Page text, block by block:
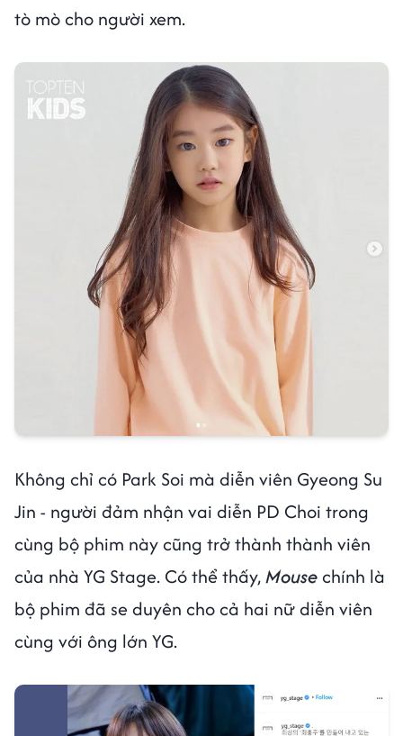
tò mò cho người xem.
Không chỉ có Park Soi mà diễn viên Gyeong Su
Jin - người đảm nhận vai diễn PD Choi trong
cùng bộ phim này cũng trở thành thành viên
của nhà YG Stage. Có thể thấy,Mousechính là
bộ phim đã se duyên cho cả hai nữ diễn viên
cùng với ông lớn YG.